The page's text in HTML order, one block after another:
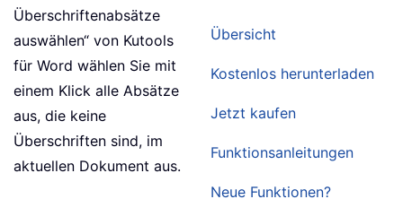
Übersicht
Kostenlos herunterladen
Jetzt kaufen
Funktionsanleitungen
Neue Funktionen?
Überschriftenabsätze
auswählen“ von Kutools
für Word wählen Sie mit
einem Klick alle Absätze
aus, die keine
Überschriften sind, im
aktuellen Dokument aus.